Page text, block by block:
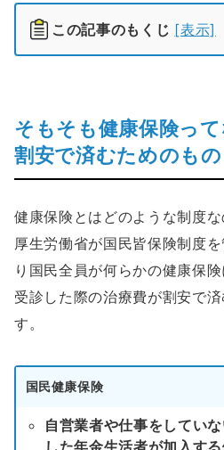
この記事のもくじ [表示]
そもそも健康保険っ
割安で済むためのもの
健康保険とはどのような制度
厚生労働省が国民皆保険制度
り国民全員が何らかの健康保
受診した際の治療費が割安で
す。
国民健康保険
自営業者や仕事をしてい
した年金生活者が加入する